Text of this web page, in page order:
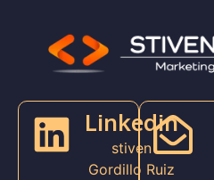
Linkedin
stiven
Gordillo Ruiz